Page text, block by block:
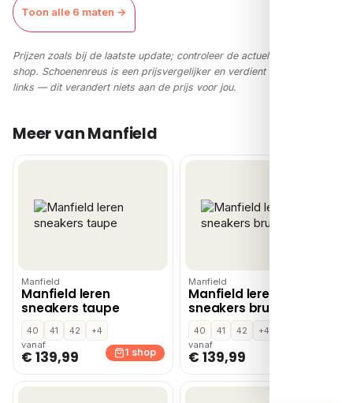
Toon alle 6 maten →
Prijzen zoals bij de laatste update; controleer de actuele prijs in de
shop. Schoenenreus is een prijsvergelijker en verdient via affiliate-
links — dit verandert niets aan de prijs voor jou.
Meer van Manfield
Manfield
Manfield leren
sneakers taupe
40 41 42
+4
vanaf
€ 139,99 1 shop
Manfield
Manfield leren
sneakers bruin
40 41 42
+4
vanaf
€ 139,99